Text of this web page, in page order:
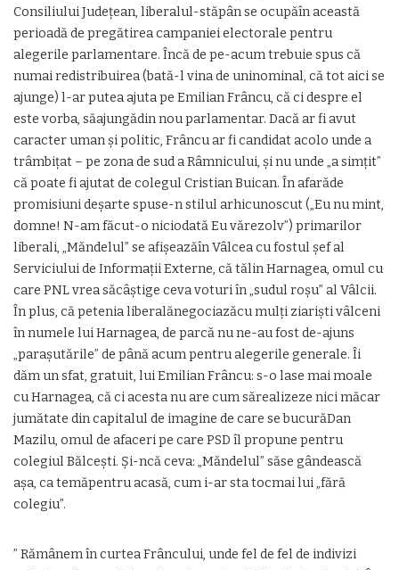
Consiliului Județean, liberalul-stăpân se ocupăîn această
perioadă de pregătirea campaniei electorale pentru
alegerile parlamentare. Încă de pe-acum trebuie spus că
numai redistribuirea (bată-l vina de uninominal, că tot aici se
ajunge) l-ar putea ajuta pe Emilian Frâncu, că ci despre el
este vorba, săajungădin nou parlamentar. Dacă ar fi avut
caracter uman și politic, Frâncu ar fi candidat acolo unde a
trâmbițat – pe zona de sud a Râmnicului, și nu unde „a simțit”
că poate fi ajutat de colegul Cristian Buican. În afarăde
promisiuni deșarte spuse-n stilul arhicunoscut („Eu nu mint,
domne! N-am făcut-o niciodată Eu vărezolv”) primarilor
liberali, „Măndelul” se afișeazăîn Vâlcea cu fostul șef al
Serviciului de Informații Externe, că tălin Harnagea, omul cu
care PNL vrea săcâștige ceva voturi în „sudul roșu” al Vâlcii.
În plus, că petenia liberalănegociazăcu mulți ziariști vâlceni
în numele lui Harnagea, de parcă nu ne-au fost de-ajuns
„parașutările” de până acum pentru alegerile generale. Îi
dăm un sfat, gratuit, lui Emilian Frâncu: s-o lase mai moale
cu Harnagea, că ci acesta nu are cum sărealizeze nici măcar
jumătate din capitalul de imagine de care se bucurăDan
Mazilu, omul de afaceri pe care PSD îl propune pentru
colegiul Bălcești. Și-ncă ceva: „Măndelul” săse gândească
așa, ca temăpentru acasă, cum i-ar sta tocmai lui „fără
colegiu”.
” Rămânem în curtea Frâncului, unde fel de fel de indivizi